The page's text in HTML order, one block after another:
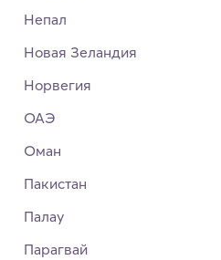
Непал
Новая Зеландия
Норвегия
ОАЭ
Оман
Пакистан
Палау
Парагвай